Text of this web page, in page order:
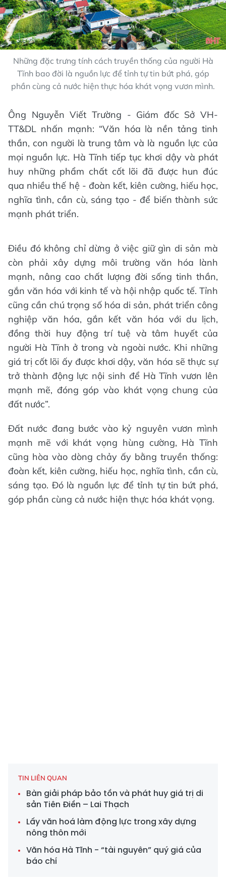
Những đặc trưng tính cách truyền thống của người Hà
Tĩnh bao đời là nguồn lực để tỉnh tự tin bứt phá, góp
phần cùng cả nước hiện thực hóa khát vọng vươn mình.
Ông Nguyễn Viết Trường - Giám đốc Sở VH-
TT&DL nhấn mạnh: “Văn hóa là nền tảng tinh
thần, con người là trung tâm và là nguồn lực của
mọi nguồn lực. Hà Tĩnh tiếp tục khơi dậy và phát
huy những phẩm chất cốt lõi đã được hun đúc
qua nhiều thế hệ - đoàn kết, kiên cường, hiếu học,
nghĩa tình, cần cù, sáng tạo - để biến thành sức
mạnh phát triển.
Điều đó không chỉ dừng ở việc giữ gìn di sản mà
còn phải xây dựng môi trường văn hóa lành
mạnh, nâng cao chất lượng đời sống tinh thần,
gắn văn hóa với kinh tế và hội nhập quốc tế. Tỉnh
cũng cần chú trọng số hóa di sản, phát triển công
nghiệp văn hóa, gắn kết văn hóa với du lịch,
đồng thời huy động trí tuệ và tâm huyết của
người Hà Tĩnh ở trong và ngoài nước. Khi những
giá trị cốt lõi ấy được khơi dậy, văn hóa sẽ thực sự
trở thành động lực nội sinh để Hà Tĩnh vươn lên
mạnh mẽ, đóng góp vào khát vọng chung của
đất nước”.
Đất nước đang bước vào kỷ nguyên vươn mình
mạnh mẽ với khát vọng hùng cường, Hà Tĩnh
cũng hòa vào dòng chảy ấy bằng truyền thống:
đoàn kết, kiên cường, hiếu học, nghĩa tình, cần cù,
sáng tạo. Đó là nguồn lực để tỉnh tự tin bứt phá,
góp phần cùng cả nước hiện thực hóa khát vọng.
TIN LIÊN QUAN
Bàn giải pháp bảo tồn và phát huy giá trị di
sản Tiên Điền – Lai Thạch
Lấy văn hoá làm động lực trong xây dựng
nông thôn mới
Văn hóa Hà Tĩnh - “tài nguyên” quý giá của
báo chí